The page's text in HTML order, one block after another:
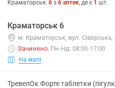
Краматорськ: 6 з 6 аптек, де є 1 шт.
Краматорськ 6
м. Краматорськ, вул. Сіверська,
Зачинено. Пн-Нд: 08:00-17:00
На мапі
ТревелОк Форте таблетки